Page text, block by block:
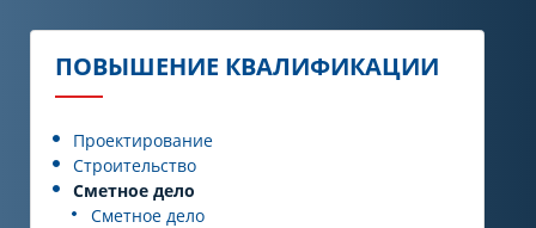
ПОВЫШЕНИЕ КВАЛИФИКАЦИИ
Проектирование
Строительство
Сметное дело
Сметное дело